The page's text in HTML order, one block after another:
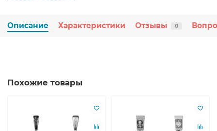
Описание Характеристики Отзывы 0
Похожие товары